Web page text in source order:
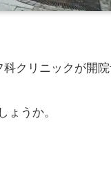
クリニックが開院
ょうか。